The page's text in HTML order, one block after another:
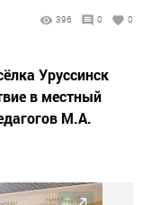
396 0 0
Уруссинск
в местный
М.А.